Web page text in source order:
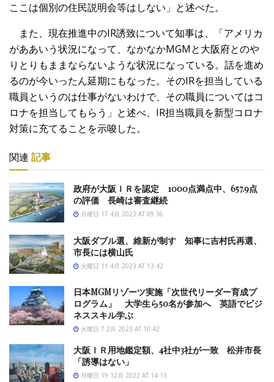
ここは個別の住民説明会等はしない」と述べた。
また、現在推進中のIR誘致について知事は、「アメリカ
がああいう状況になって、なかなかMGMと大阪府とのや
りとりもままならないような状況になっている。話を進め
るのが今いったん延期にもなった。そのIRを担当している
職員というのは仕事がないわけで、その職員についてはコ
ロナを担当してもらう」と述べ、IR担当職員を新型コロナ
対策に充てることを示唆した。
関連 記事
政府が大阪ＩＲを認定 1000点満点中、657.9点
の評価 長崎は審査継続
月曜日 17 4月 2023 AT 09:36
大阪ダブル選、維新が制す 知事に吉村氏再選、
市長には横山氏
火曜日 11 4月 2023 AT 13:42
日本MGMリゾーツ実施「次世代リーダー育成プ
ログラム」 大学生ら50名が参加へ 英語でビジ
ネススキル学ぶ
火曜日 7 2月 2023 AT 10:42
大阪ＩＲ用地鑑定額、4社中3社が一致 松井市長
「誘導はない」
月曜日 19 12月 2022 AT 14:13